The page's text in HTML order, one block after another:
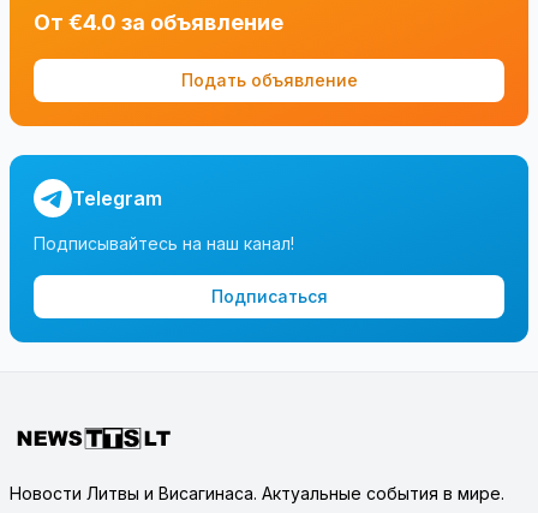
От €4.0 за объявление
Подать объявление
Telegram
Подписывайтесь на наш канал!
Подписаться
Новости Литвы и Висагинаса. Актуальные события в мире.